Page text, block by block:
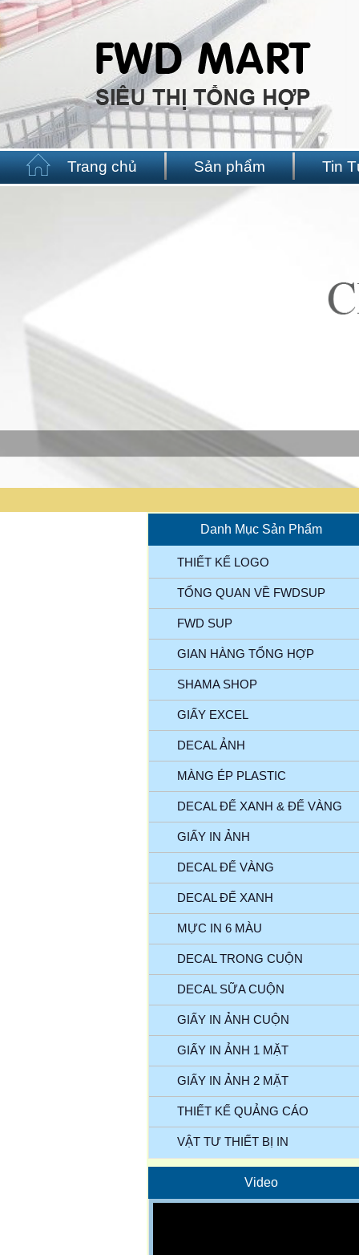
Trang chủ Sản phẩm Tin
Danh Mục Sản Phẩm
THIẾT KẾ LOGO
TỔNG QUAN VỀ FWDSUP
FWD SUP
GIAN HÀNG TỔNG HỢP
SHAMA SHOP
GIẤY EXCEL
DECAL ẢNH
MÀNG ÉP PLASTIC
DECAL ĐẾ XANH & ĐẾ VÀNG
GIẤY IN ẢNH
DECAL ĐẾ VÀNG
DECAL ĐẾ XANH
MỰC IN 6 MÀU
DECAL TRONG CUỘN
DECAL SỮA CUỘN
GIẤY IN ẢNH CUỘN
GIẤY IN ẢNH 1 MẶT
GIẤY IN ẢNH 2 MẶT
THIẾT KẾ QUẢNG CÁO
VẬT TƯ THIẾT BỊ IN
Video